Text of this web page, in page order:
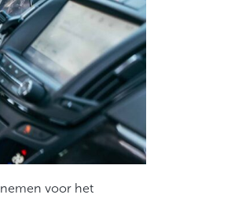
nemen voor het